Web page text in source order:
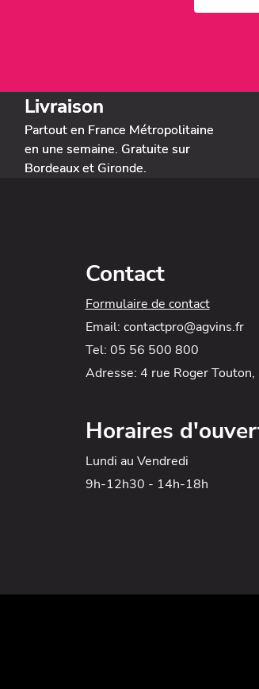
Livraison
Partout en France Métropolitaine
en une semaine. Gratuite sur
Bordeaux et Gironde.
Contact
Formulaire de contact
Email: contactpro@agvins.fr
Tel: 05 56 500 800
Adresse: 4 rue Roger
Horaires
Lundi au Vendredi
9h-12h30 - 14h-18h